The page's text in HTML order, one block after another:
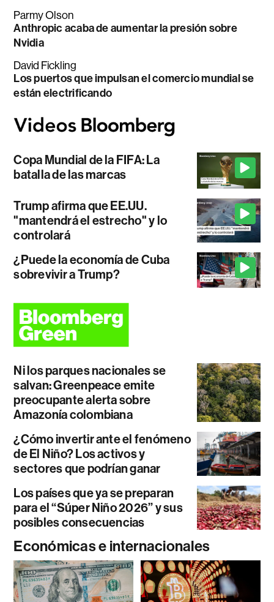
Parmy Olson
Anthropic acaba de aumentar la presión sobre
Nvidia
David Fickling
Los puertos que impulsan el comercio mundial se
están electrificando
Copa Mundial de la FIFA: La
batalla de las marcas
Trump afirma que EE.UU.
"mantendrá el estrecho" y lo
controlará
¿Puede la economía de Cuba
sobrevivir a Trump?
Ni los parques nacionales se
salvan: Greenpeace emite
preocupante alerta sobre
Amazonía colombiana
¿Cómo invertir ante el fenómeno
de El Niño? Los activos y
sectores que podrían ganar
Los países que ya se preparan
para el “Súper Niño 2026” y sus
posibles consecuencias
Económicas e internacionales